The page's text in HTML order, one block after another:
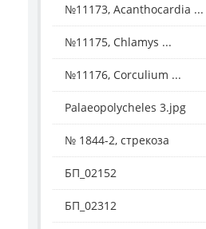
№11173, Acanthocardia ...
№11175, Chlamys ...
№11176, Corculium ...
Palaeopolycheles 3.jpg
№ 1844-2, стрекоза
БП_02152
БП_02312